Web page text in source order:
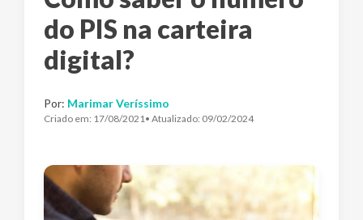
do PIS na carteira
digital?
Por: Marimar Veríssimo
Criado em: 17/08/2021• Atualizado: 09/02/2024